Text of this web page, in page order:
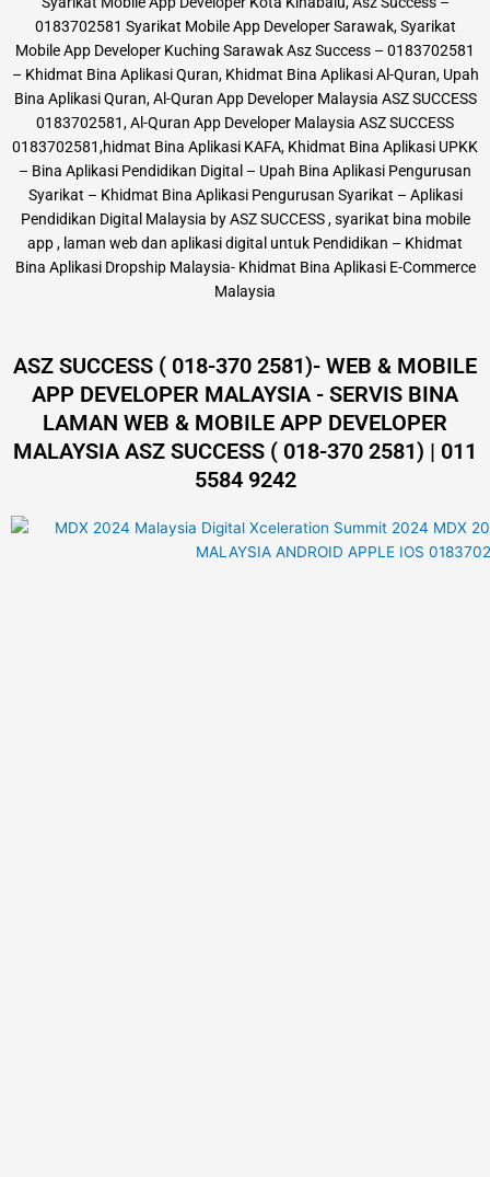
0183702581 Syarikat Mobile App Developer Sarawak, Syarikat
Mobile App Developer Kuching Sarawak Asz Success – 0183702581
– Khidmat Bina Aplikasi Quran, Khidmat Bina Aplikasi Al-Quran, Upah
Bina Aplikasi Quran, Al-Quran App Developer Malaysia ASZ SUCCESS
0183702581, Al-Quran App Developer Malaysia ASZ SUCCESS
0183702581,hidmat Bina Aplikasi KAFA, Khidmat Bina Aplikasi UPKK
– Bina Aplikasi Pendidikan Digital – Upah Bina Aplikasi Pengurusan
Syarikat – Khidmat Bina Aplikasi Pengurusan Syarikat – Aplikasi
Pendidikan Digital Malaysia by ASZ SUCCESS , syarikat bina mobile
app , laman web dan aplikasi digital untuk Pendidikan – Khidmat
Bina Aplikasi Dropship Malaysia- Khidmat Bina Aplikasi E-Commerce
Malaysia
ASZ SUCCESS ( 018-370 2581)- WEB & MOBILE
APP DEVELOPER MALAYSIA - SERVIS BINA
LAMAN WEB & MOBILE APP DEVELOPER
MALAYSIA ASZ SUCCESS ( 018-370 2581) | 011
5584 9242